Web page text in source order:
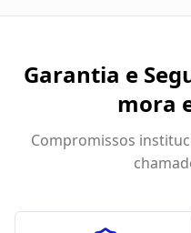
Garantia e
mora
Compromissos